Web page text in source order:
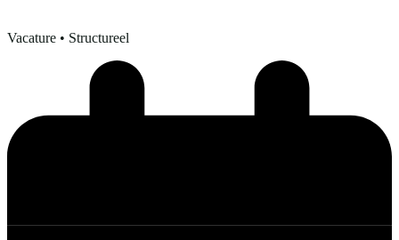
Vacature • Structureel